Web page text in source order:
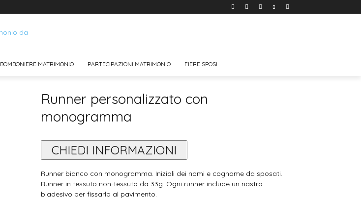
BOMBONIERE MATRIMONIO PARTECIPAZIONI MATRIMONIO FIERE SPOSI
Runner personalizzato con
monogramma
CHIEDI INFORMAZIONI
Runner bianco con monogramma. Iniziali dei nomi e cognome da sposati.
Runner in tessuto non-tessuto da 33g. Ogni runner include un nastro
biadesivo per fissarlo al pavimento.